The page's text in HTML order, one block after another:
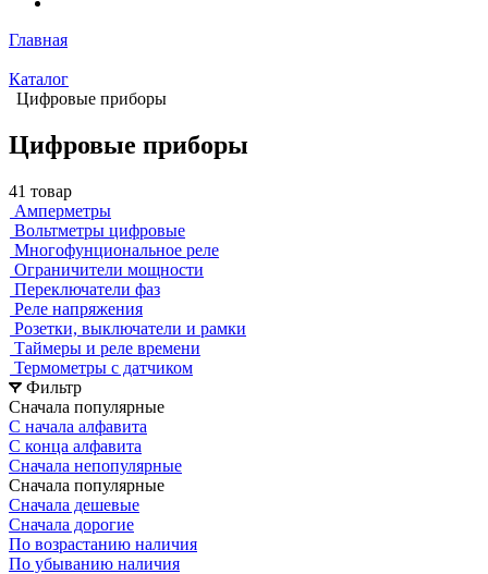
Главная
Каталог
Цифровые приборы
Цифровые приборы
41 товар
Амперметры
Вольтметры цифровые
Многофунциональное реле
Ограничители мощности
Переключатели фаз
Реле напряжения
Розетки, выключатели и рамки
Таймеры и реле времени
Термометры c датчиком
Фильтр
Сначала популярные
С начала алфавита
С конца алфавита
Сначала непопулярные
Сначала популярные
Сначала дешевые
Сначала дорогие
По возрастанию наличия
По убыванию наличия